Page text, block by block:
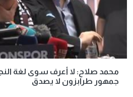
محمد صلاح: لا أعرف سوى لغة
جمهور طرابزون لا يصدق